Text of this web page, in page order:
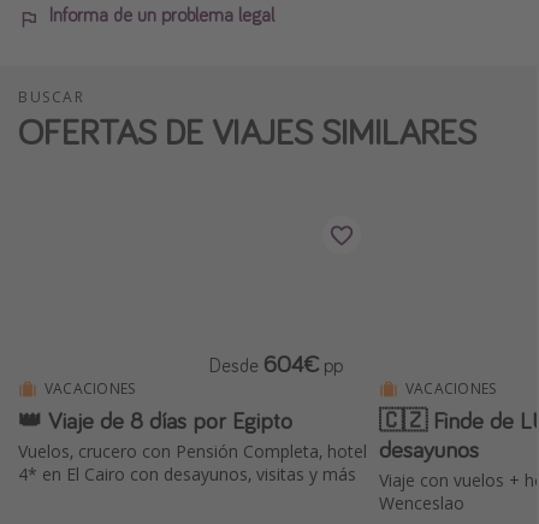
Informa de un problema legal
BUSCAR
OFERTAS DE VIAJES SIMILARES
VACACIONES
👑 Viaje de 8 días por Egipto
Vuelos, crucero con Pensión Completa, hotel
4* en El Cairo con desayunos, visitas y más
Desde 604€ pp
VACACIONES
🇨🇿 Finde de
desayunos
Viaje con vuelos +
Wenceslao